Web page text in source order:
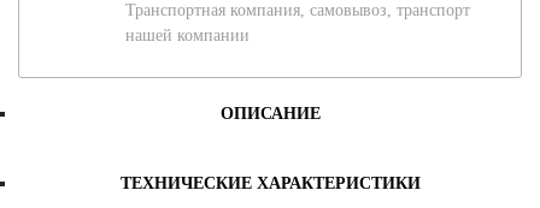
Транспортная компания, самовывоз, транспорт
нашей компании
ОПИСАНИЕ
ТЕХНИЧЕСКИЕ ХАРАКТЕРИСТИКИ